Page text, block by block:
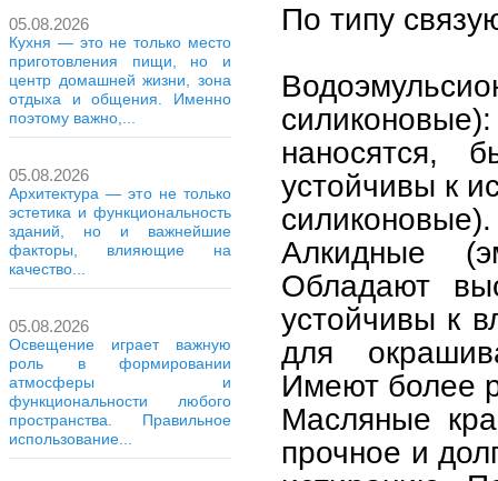
05.08.2026
Кухня — это не только место
приготовления пищи, но и
центр домашней жизни, зона
отдыха и общения. Именно
поэтому важно,...
05.08.2026
Архитектура — это не только
эстетика и функциональность
зданий, но и важнейшие
факторы, влияющие на
качество...
05.08.2026
Освещение играет важную
роль в формировании
атмосферы и
функциональности любого
пространства. Правильное
использование...
По типу
наносятся,
устойчивы к
Алкидные
Обладают
устойчивы к
для
Имеют более
Масляные
прочное и